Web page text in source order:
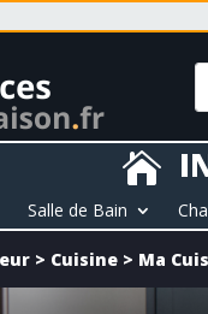

Salle de Bain
> Cuisine > Ma